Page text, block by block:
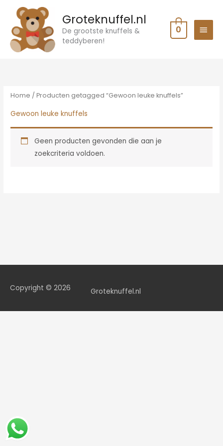
inhoud
Groteknuffel.nl
De grootste knuffels &
teddyberen!
0
Home / Producten getagged “Gewoon leuke knuffels”
Gewoon leuke knuffels
Geen producten gevonden die aan je
zoekcriteria voldoen.
Copyright © 2026 Groteknuffel.nl